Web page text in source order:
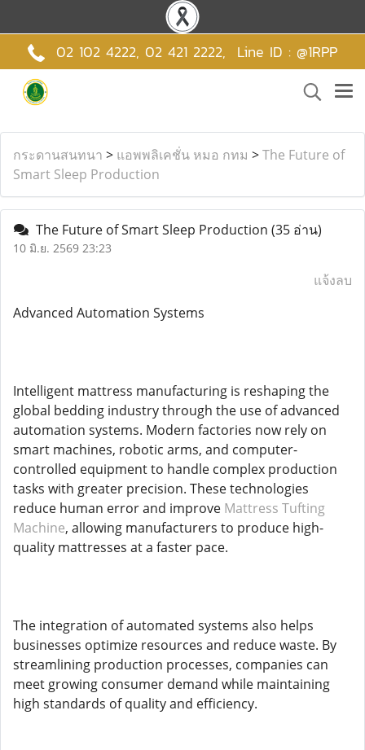
02 102 4222, 02 421 2222, Line ID : @1RPP
กระดานสนทนา > แอพพลิเคชั่น หมอ กทม >The Future of
Smart Sleep Production
The Future of Smart Sleep Production (35 อ่าน)
10 มิ.ย. 2569 23:23
แจ้งลบ
Advanced Automation Systems
Intelligent mattress manufacturing is reshaping the
global bedding industry through the use of advanced
automation systems. Modern factories now rely on
smart machines, robotic arms, and computer-
controlled equipment to handle complex production
tasks with greater precision. These technologies
reduce human error and improve Mattress Tufting
Machine, allowing manufacturers to produce high-
quality mattresses at a faster pace.
The integration of automated systems also helps
businesses optimize resources and reduce waste. By
streamlining production processes, companies can
meet growing consumer demand while maintaining
high standards of quality and efficiency.